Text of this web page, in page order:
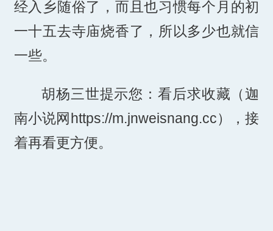
经入乡随俗了，而且也习惯每个月的初
一十五去寺庙烧香了，所以多少也就信
一些。
胡杨三世提示您：看后求收藏（迦
南小说网https://m.jnweisnang.cc），接
着再看更方便。